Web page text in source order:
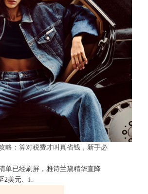
略：算对税费才叫真省钱，新手必
单已经刷屏，雅诗兰黛精华直降
2美元、i..